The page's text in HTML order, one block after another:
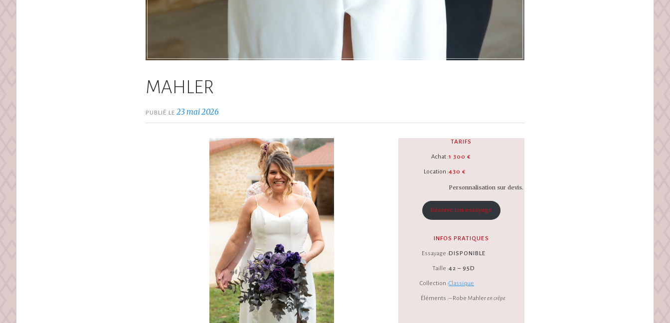
MAHLER
PUBLIÉ LE 23 mai 2026
TARIFS
Achat :
Location :
1 300 €
430 €
Personnalisation sur devis.
Réserve ton essayage
INFOS PRATIQUES
Essayage :
Taille :
Collection :
Éléments :
DISPONIBLE
42 – 95D
Classique
– Robe Mahleren crêpe